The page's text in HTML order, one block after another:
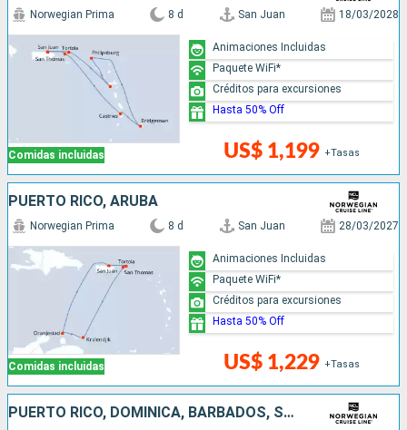
Comidas incluidas
Norwegian Prima 8 d San Juan 18/03/2028
US$ 1,199 +Tasas
Animaciones Incluidas
Paquete WiFi*
Créditos para excursiones
Hasta 50% Off
PUERTO RICO, ARUBA
Comidas incluidas
Norwegian Prima 8 d San Juan 28/03/2027
US$ 1,229 +Tasas
Animaciones Incluidas
Paquete WiFi*
Créditos para excursiones
Hasta 50% Off
PUERTO RICO, DOMINICA, BARBADOS, SAN MARTÍN